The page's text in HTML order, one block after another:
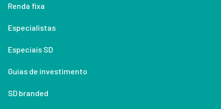
Renda fixa
Especialistas
Especiais SD
Guias de investimento
SD branded